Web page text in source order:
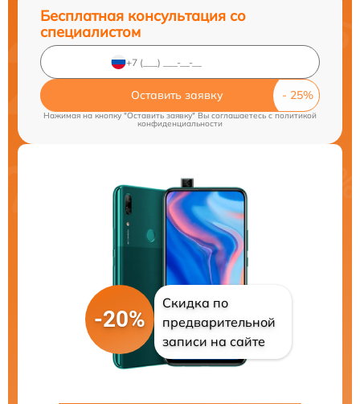
Бесплатная консультация со
специалистом
Оставить заявку
Нажимая на кнопку "Оставить заявку" Вы соглашаетесь cполитикой
конфиденциальности
-20%
Скидка по
предварительной
записи на сайте